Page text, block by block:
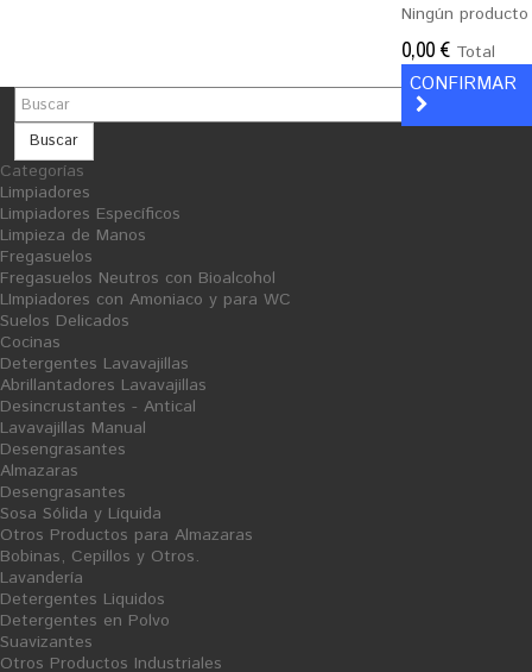
Buscar
Categorías
Limpiadores
Limpiadores Específicos
Limpieza de Manos
Fregasuelos
Fregasuelos Neutros con Bioalcohol
LImpiadores con Amoniaco y para WC
Suelos Delicados
Cocinas
Detergentes Lavavajillas
Abrillantadores Lavavajillas
Desincrustantes - Antical
Lavavajillas Manual
Desengrasantes
Almazaras
Desengrasantes
Sosa Sólida y Líquida
Otros Productos para Almazaras
Bobinas, Cepillos y Otros.
Lavandería
Detergentes Liquidos
Detergentes en Polvo
Suavizantes
Otros Productos Industriales
Ningún producto
0,00 € Total
CONFIRMAR
Celulosas